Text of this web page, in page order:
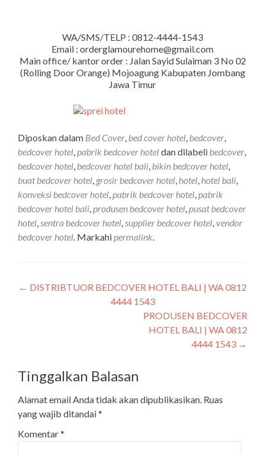
WA/SMS/TELP : 0812-4444-1543
Email : orderglamourehome@gmail.com
Main office/ kantor order : Jalan Sayid Sulaiman 3 No 02
(Rolling Door Orange) Mojoagung Kabupaten Jombang
Jawa Timur
Diposkan dalam Bed Cover, bed cover hotel, bedcover,
bedcover hotel,pabrik bedcover hoteldan dilabeli bedcover,
bedcover hotel, bedcover hotel bali, bikin bedcover hotel,
buat bedcover hotel, grosir bedcover hotel, hotel, hotel bali,
konveksi bedcover hotel,pabrik bedcover hotel,pabrik
bedcover hotel bali,produsen bedcover hotel,pusat bedcover
hotel,sentra bedcover hotel,supplier bedcover hotel,vendor
bedcover hotel. Markahipermalink.
← DISTRIBTUOR BEDCOVER HOTEL BALI | WA 0812
4444 1543
PRODUSEN BEDCOVER
HOTEL BALI | WA 0812
4444 1543 →
Tinggalkan Balasan
Alamat email Anda tidak akan dipublikasikan. Ruas
yang wajib ditandai*
Komentar*